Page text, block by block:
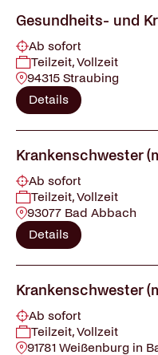
Gesundheits- und
Ab sofort
Teilzeit, Vollzeit
94315 Straubing
Details
Krankenschwester
Ab sofort
Teilzeit, Vollzeit
93077 Bad Abbach
Details
Krankenschwester
Ab sofort
Teilzeit, Vollzeit
91781 Weißenburg in